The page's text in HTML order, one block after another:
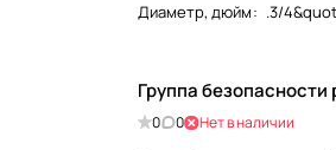
Диаметр, дюйм: .3/
Группа
0 0 Нет в наличии